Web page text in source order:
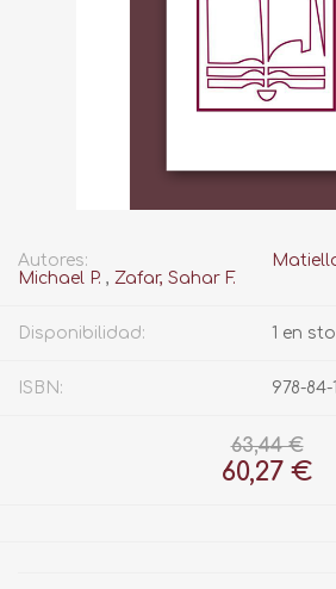
Autores:
Michael P. , Zafar, Sahar F.
Disponibilidad: 1 en
ISBN: 978-84-
63,44 €
60,27 €